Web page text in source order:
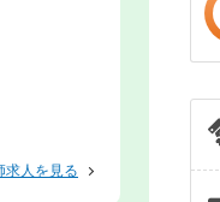
求人を見る